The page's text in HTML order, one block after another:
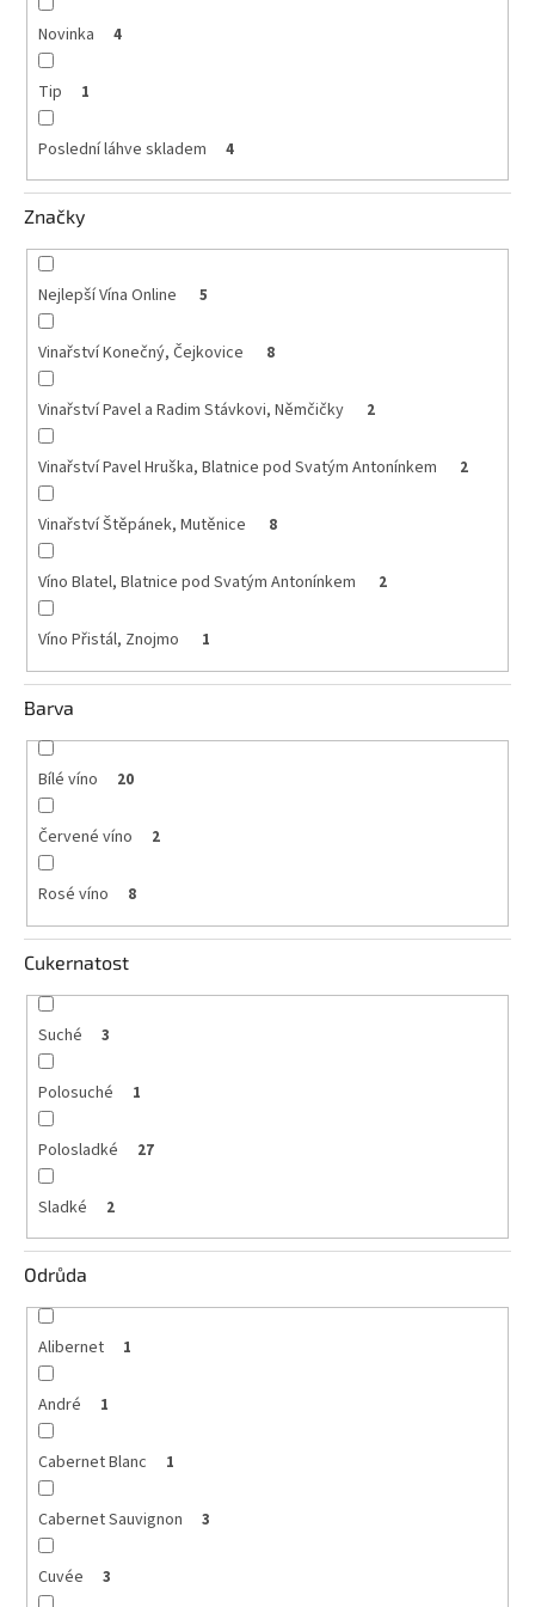
vína
Delikatesy
vínu
Vývrtky
BiB
-
objem
Ostatní
Značky
Přihlášení
Novinka 4
Tip 1
Poslední láhve skladem 4
Značky
Nejlepší Vína Online 5
Vinařství Konečný, Čejkovice 8
Vinařství Pavel a Radim Stávkovi, Němčičky 2
Vinařství Pavel Hruška, Blatnice pod Svatým Antonínkem 2
Vinařství Štěpánek, Mutěnice 8
Víno Blatel, Blatnice pod Svatým Antonínkem 2
Víno Přistál, Znojmo 1
Barva
Bílé víno 20
Červené víno 2
Rosé víno 8
Cukernatost
Suché 3
Polosuché 1
Polosladké 27
Sladké 2
Odrůda
Alibernet 1
André 1
Cabernet Blanc 1
Cabernet Sauvignon 3
Cuvée 3